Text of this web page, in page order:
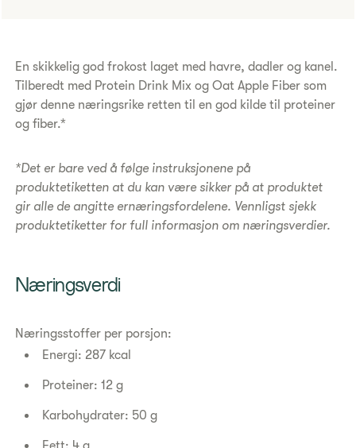
​En skikkelig god frokost laget med havre, dadler og kanel.
Tilberedt med Protein Drink Mix og Oat Apple Fiber som
gjør denne næringsrike retten til en god kilde til proteiner
og fiber.*
*Det er bare ved å følge instruksjonene på
produktetiketten at du kan være sikker på at produktet
gir alle de angitte ernæringsfordelene. Vennligst sjekk
produktetiketter for full informasjon om næringsverdier.
​Næringsverdi
Næringsstoffer per porsjon:
Energi: 287 kcal
Proteiner: 12 g
Karbohydrater: 50 g